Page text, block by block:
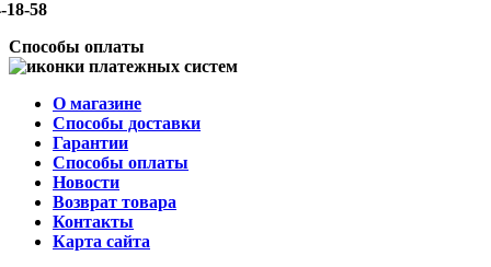
18-58
Способы оплаты
О магазине
Способы доставки
Гарантии
Способы оплаты
Новости
Возврат товара
Контакты
Карта сайта